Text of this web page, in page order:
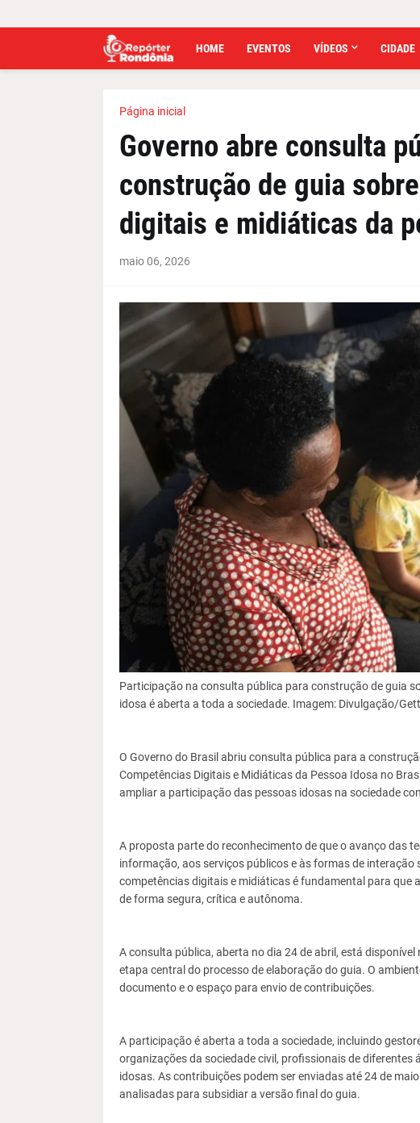
HOME EVENTOS VÍDEOS CIDADE
Página inicial
Governo abre consulta
construção de guia
digitais e midiáticas da
maio 06, 2026
Participação na consulta pública para construção de guia
idosa é aberta a toda a sociedade. Imagem: Divulgação/
O Governo do Brasil abriu consulta pública para a
Competências Digitais e Midiáticas da Pessoa Idosa no
ampliar a participação das pessoas idosas na sociedade
A proposta parte do reconhecimento de que o avanço das
informação, aos serviços públicos e às formas de interação
competências digitais e midiáticas é fundamental para que
de forma segura, crítica e autônoma.
A consulta pública, aberta no dia 24 de abril, está disponível
etapa central do processo de elaboração do guia. O
documento e o espaço para envio de contribuições.
A participação é aberta a toda a sociedade, incluindo
organizações da sociedade civil, profissionais de diferentes
idosas. As contribuições podem ser enviadas até 24 de
analisadas para subsidiar a versão final do guia.